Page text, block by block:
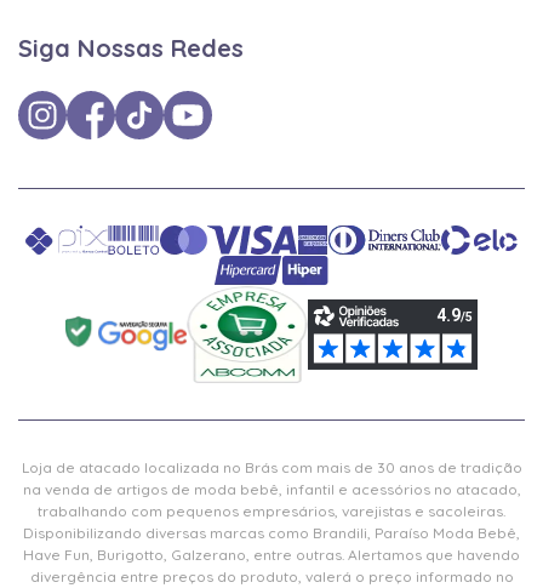
Siga Nossas Redes
Loja de atacado localizada no Brás com mais de 30 anos de tradição
na venda de artigos de moda bebê, infantil e acessórios no atacado,
trabalhando com pequenos empresários, varejistas e sacoleiras.
Disponibilizando diversas marcas como Brandili, Paraíso Moda Bebê,
Have Fun, Burigotto, Galzerano, entre outras. Alertamos que havendo
divergência entre preços do produto, valerá o preço informado no